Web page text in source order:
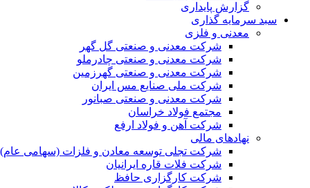
گزارش پایداری
سبد سرمایه گذاری
معدنی و فلزی
شرکت معدنی و صنعتی گل گهر
شرکت معدنی و صنعتی چادرملو
شرکت معدنی و صنعتی گهرزمین
شرکت ملی صنایع مس ایران
شرکت معدنی و صنعتی صبانور
مجتمع فولاد خراسان
شرکت آهن و فولاد ارفع
نهادهای مالی
شرکت تجلی توسعه معادن و فلزات (سهامی عام)
شرکت فلات قاره ایرانیان
شرکت کارگزاری حافظ